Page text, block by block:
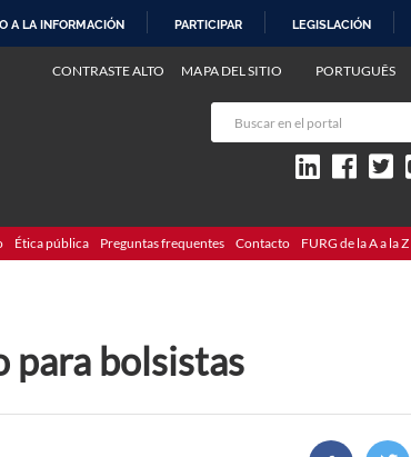
A LA INFORMACIÓN PARTICIPAR LEGISLACIÓN
PORTUGUÊS
CONTRASTE ALTO MAPA DEL SITIO
Ética pública Preguntas frequentes Contacto FURG de la A a la Z
para bolsistas